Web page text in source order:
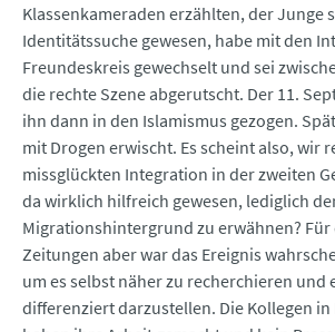
Klassenkameraden erzählten, der Junge
Identitätssuche gewesen, habe mit den
Freundeskreis gewechselt und sei
die rechte Szene abgerutscht. Der 11.
ihn dann in den Islamismus gezogen.
mit Drogen erwischt. Es scheint also, wir
missglückten Integration in der zweiten
da wirklich hilfreich gewesen, lediglich
Migrationshintergrund zu erwähnen? Für
Zeitungen aber war das Ereignis
um es selbst näher zu recherchieren und
differenziert darzustellen. Die Kollegen